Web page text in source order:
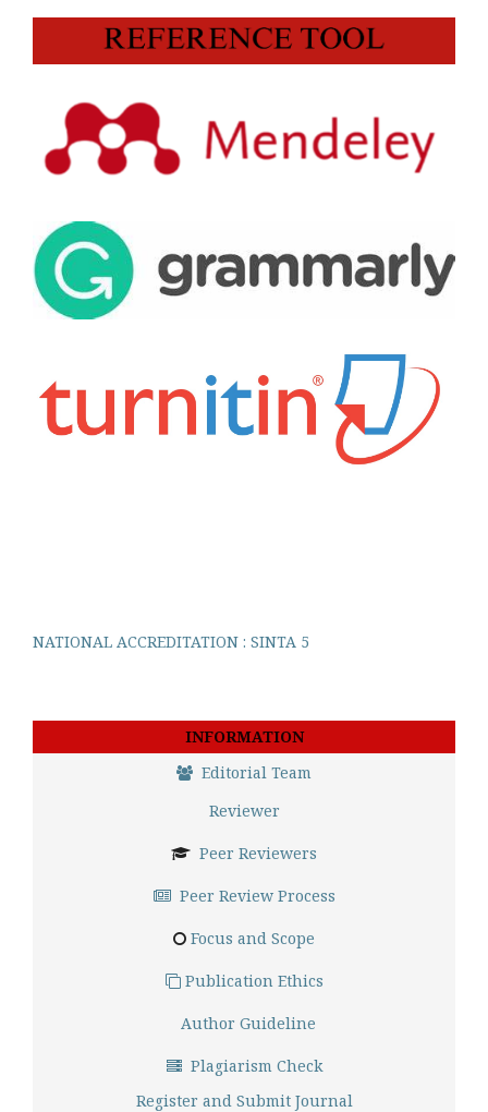
NATIONAL ACCREDITATION : SINTA 5
INFORMATION
Editorial Team
Reviewer
Peer Reviewers
Peer Review Process
Focus and Scope
Publication Ethics
Author Guideline
Plagiarism Check
Register and Submit Journal